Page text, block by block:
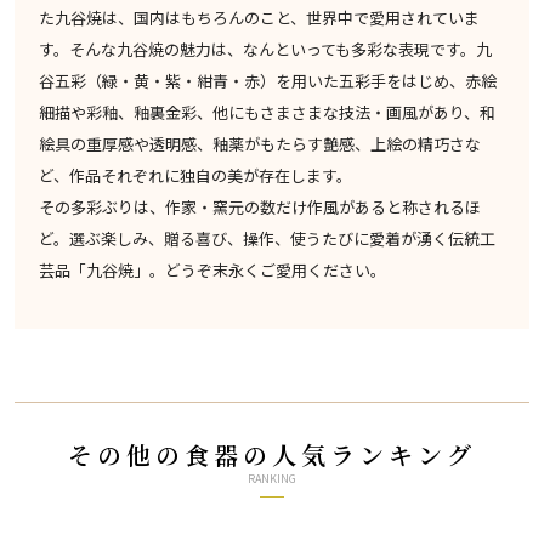
た九谷焼は、国内はもちろんのこと、世界中で愛用されていま
す。そんな九谷焼の魅力は、なんといっても多彩な表現です。九
谷五彩（緑・黄・紫・紺青・赤）を用いた五彩手をはじめ、赤絵
細描や彩釉、釉裏金彩、他にもさまさまな技法・画風があり、和
絵具の重厚感や透明感、釉薬がもたらす艶感、上絵の精巧さな
ど、作品それぞれに独自の美が存在します。
その多彩ぶりは、作家・窯元の数だけ作風があると称されるほ
ど。選ぶ楽しみ、贈る喜び、操作、使うたびに愛着が湧く伝統工
芸品「九谷焼」。どうぞ末永くご愛用ください。
その他の食器の人気ランキング
RANKING